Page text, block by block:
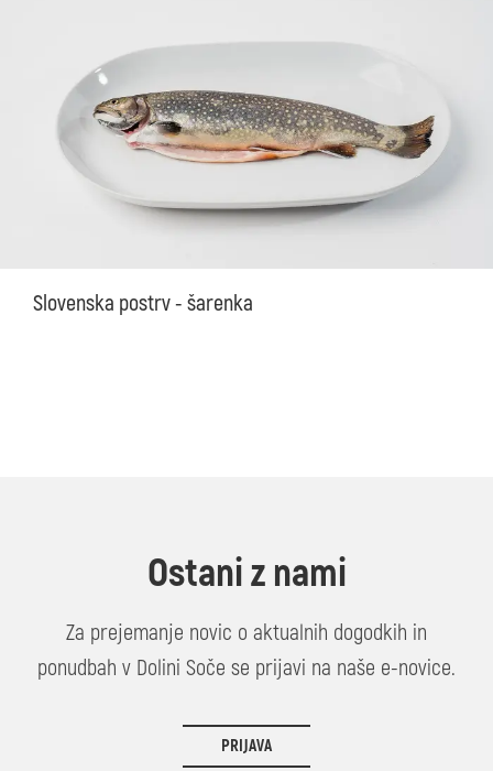
Slovenska postrv - šarenka
Ostani z nami
Za prejemanje novic o aktualnih dogodkih in
ponudbah v Dolini Soče se prijavi na naše e-novice.
PRIJAVA